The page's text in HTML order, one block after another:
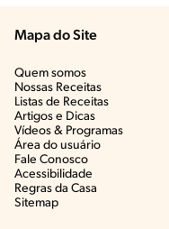
Mapa do Site
Quem somos
Nossas Receitas
Listas de Receitas​
Artigos e Dicas​
Vídeos & Programas​
Área do usuário
Fale Conosco
Acessibilidade
Regras da Casa
Sitemap